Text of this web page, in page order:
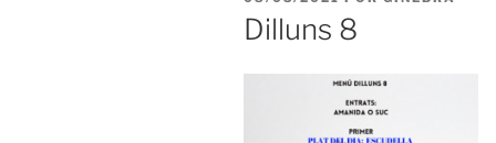
EL
Dilluns 8